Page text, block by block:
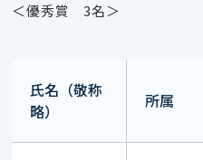
＜優秀賞 3名＞
氏名（敬称
略）
所属